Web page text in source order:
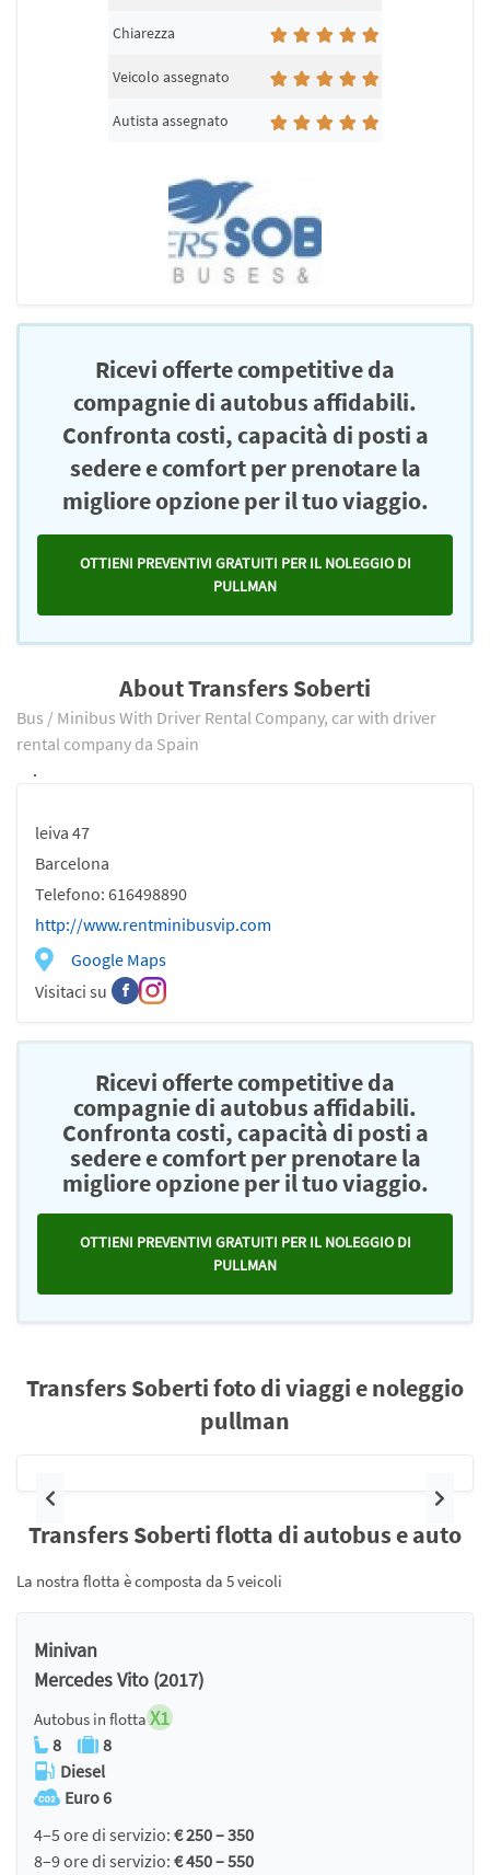
Chiarezza
Veicolo assegnato
Autista assegnato
Ricevi offerte competitive da
compagnie di autobus affidabili.
Confronta costi, capacità di posti a
sedere e comfort per prenotare la
migliore opzione per il tuo viaggio.
OTTIENI PREVENTIVI GRATUITI PER IL NOLEGGIO DI
PULLMAN
About Transfers Soberti
Bus / Minibus With Driver Rental Company, car with driver
rental company da Spain
leiva 47
Barcelona
Telefono: 616498890
http://www.rentminibusvip.com
Google Maps
Visitaci su
.
Ricevi offerte competitive da
compagnie di autobus affidabili.
Confronta costi, capacità di posti a
sedere e comfort per prenotare la
migliore opzione per il tuo viaggio.
OTTIENI PREVENTIVI GRATUITI PER IL NOLEGGIO DI
PULLMAN
Transfers Soberti foto di viaggi e noleggio
pullman
Precedente
Transfers Soberti flotta di autobus e auto
La nostra flotta è composta da 5 veicoli
Minivan
Mercedes Vito (2017)
Autobus in flotta X1
8
8
Diesel
Euro 6
4–5 ore di servizio: € 250 – 350
8–9 ore di servizio: € 450 – 550